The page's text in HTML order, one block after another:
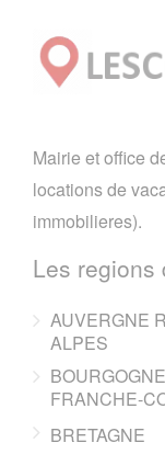
Mairie et office
locations de
immobilieres).
Les regions
AUVERGNE
ALPES
BOURGOGNE
FRANCHE-
BRETAGNE